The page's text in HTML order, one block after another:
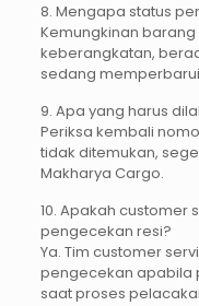
8. Mengapa status
Kemungkinan
keberangkatan,
sedang
9. Apa yang harus
Periksa kembali
tidak ditemukan,
Makharya Cargo.
10. Apakah
pengecekan resi?
Ya. Tim customer
pengecekan apabila
saat proses